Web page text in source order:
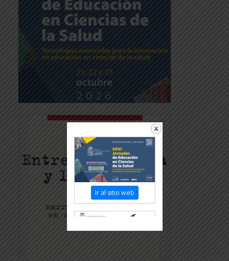
Ir al sitio web